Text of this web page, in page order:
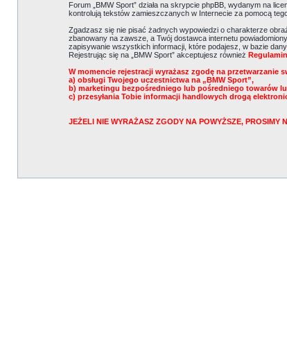
Forum „BMW Sport” działa na skrypcie phpBB, wydanym na
kontrolują tekstów zamieszczanych w Internecie za pomocą
Zgadzasz się nie pisać żadnych wypowiedzi o charakterze
zbanowany na zawsze, a Twój dostawca internetu
zapisywanie wszystkich informacji, które podajesz, w bazie
Rejestrując się na „BMW Sport” akceptujesz również Regulamin
W momencie rejestracji wyrażasz zgodę na przetwarzanie
a) obsługi Twojego uczestnictwa na „BMW Sport”,
b) marketingu bezpośredniego lub pośredniego towarów
c) przesyłania Tobie informacji handlowych drogą
JEŻELI NIE WYRAŻASZ ZGODY NA POWYŻSZE, PROSIMY